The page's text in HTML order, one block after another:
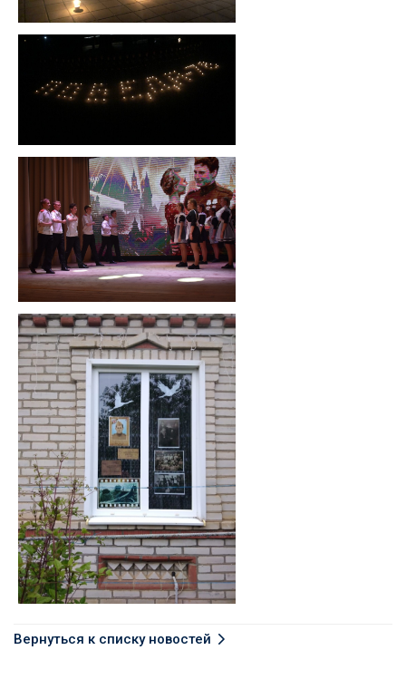
Вернуться к списку новостей